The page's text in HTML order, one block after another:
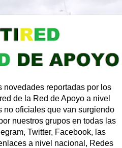
novedades reportadas por los
de la Red de Apoyo a nivel
no oficiales que van surgiendo
nuestros grupos en todas las
Twitter, Facebook, las
a nivel nacional, Redes